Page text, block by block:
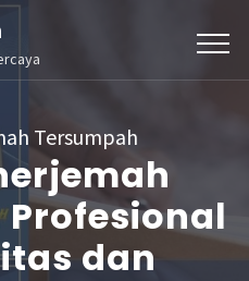
Tersumpah
dan